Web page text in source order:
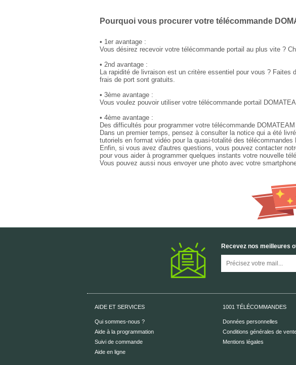
Pourquoi vous procurer votre télécommande
• 1er avantage :
Vous désirez recevoir votre télécommande portail au plus vite ?
• 2nd avantage :
La rapidité de livraison est un critère essentiel pour vous ?
frais de port sont gratuits.
• 3ème avantage :
Vous voulez pouvoir utiliser votre télécommande portail
• 4ème avantage :
Des difficultés pour programmer votre télécommande
Dans un premier temps, pensez à consulter la notice qui a été
tutoriels en format vidéo pour la quasi-totalité des télécommandes
Enfin, si vous avez d'autres questions, vous pouvez contacter
pour vous aider à programmer quelques instants votre nouvelle
Vous pouvez aussi nous envoyer une photo avec votre
Recevez nos meilleures
AIDE ET SERVICES
Qui sommes-nous ?
Aide à la programmation
Suivi de commande
Aide en ligne
1001 TÉLÉCOMMANDES
Données personnelles
Conditions générales de
Mentions légales